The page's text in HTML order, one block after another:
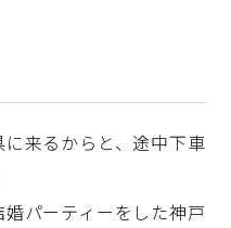
来るからと、途中下車
パーティーをした神戸